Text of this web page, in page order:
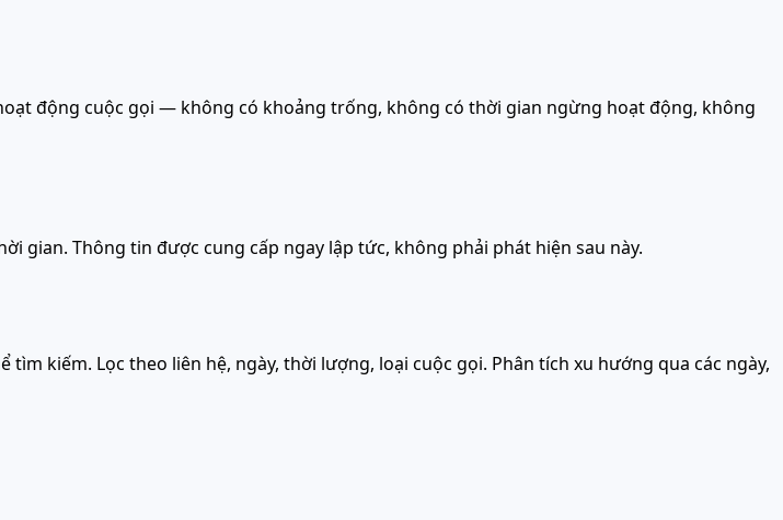
động cuộc gọi — không có khoảng trống, không có thời gian ngừng hoạt động, không
gian. Thông tin được cung cấp ngay lập tức, không phải phát hiện sau này.
kiếm. Lọc theo liên hệ, ngày, thời lượng, loại cuộc gọi. Phân tích xu hướng qua các ngày,